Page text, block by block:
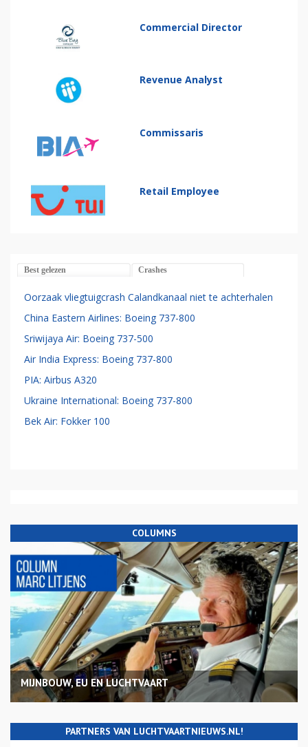
Commercial Director
Revenue Analyst
Commissaris
Retail Employee
Best gelezen Crashes
Oorzaak vliegtuigcrash Calandkanaal niet te achterhalen
China Eastern Airlines: Boeing 737-800
Sriwijaya Air: Boeing 737-500
Air India Express: Boeing 737-800
PIA: Airbus A320
Ukraine International: Boeing 737-800
Bek Air: Fokker 100
COLUMNS
MIJNBOUW, EU EN LUCHTVAART
PARTNERS VAN LUCHTVAARTNIEUWS.NL!